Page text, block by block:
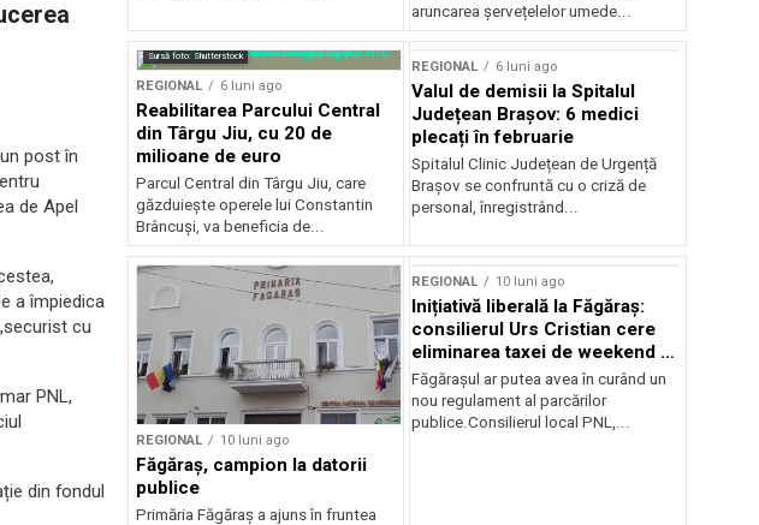
post în
de Apel
a împiedica
cu
PNL,
din fondul
aruncarea șervețelelor umede...
Sursă foto: Shutterstock
REGIONAL 6 luni ago
Reabilitarea Parcului Central
din Târgu Jiu, cu 20 de
milioane de euro
Parcul Central din Târgu Jiu, care
găzduiește operele lui Constantin
Brâncuși, va beneficia de...
REGIONAL 6 luni ago
Valul de demisii la Spitalul
Județean Brașov: 6 medici
plecați în februarie
Spitalul Clinic Județean de Urgență
Brașov se confruntă cu o criză de
personal, înregistrând...
REGIONAL 10 luni ago
Făgăraș, campion la datorii
publice
Primăria Făgăraș a ajuns în fruntea
REGIONAL 10 luni ago
Inițiativă liberală la Făgăraș:
consilierul Urs Cristian cere
eliminarea taxei de weekend și
plata cash a parcării
Făgărașul ar putea avea în curând un
nou regulament al parcărilor
publice.Consilierul local PNL,...